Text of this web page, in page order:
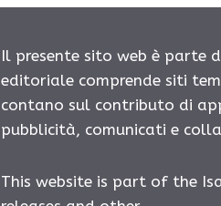
Il presente sito web è parte
editoriale comprende siti
contano sul contributo di
pubblicità, comunicati e
This website is part of the